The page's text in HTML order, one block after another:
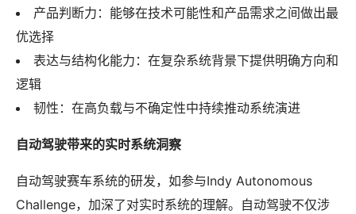
产品判断力：能够在技术可能性和产品需求之间做出最
优选择
表达与结构化能力：在复杂系统背景下提供明确方向和
逻辑
韧性：在高负载与不确定性中持续推动系统演进
自动驾驶带来的实时系统洞察
自动驾驶赛车系统的研发，如参与Indy Autonomous
Challenge，加深了对实时系统的理解。自动驾驶不仅涉